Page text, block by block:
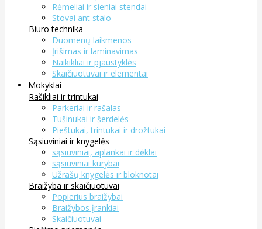
Rėmeliai ir sieniai stendai
Stovai ant stalo
Biuro technika
Duomenų laikmenos
Įrišimas ir laminavimas
Naikikliai ir pjaustyklės
Skaičiuotuvai ir elementai
Mokyklai
Rašikliai ir trintukai
Parkeriai ir rašalas
Tušinukai ir šerdelės
Pieštukai, trintukai ir drožtukai
Sąsiuviniai ir knygelės
sąsiuviniai, aplankai ir dėklai
sąsiuviniai kūrybai
Užrašų knygelės ir bloknotai
Braižyba ir skaičiuotuvai
Popierius braižybai
Braižybos įrankiai
Skaičiuotuvai